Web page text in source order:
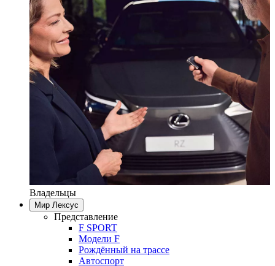
Владельцы
Мир Лексус
Представление
F SPORT
Модели F
Рождённый на трассе
Автоспорт